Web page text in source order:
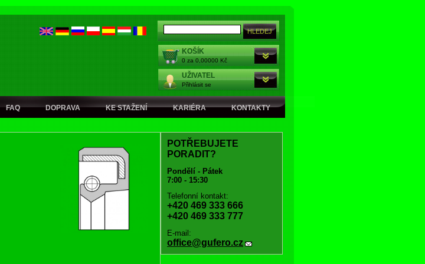
KOŠÍK
0 za 0,00000 Kč
UŽIVATEL
Přihlásit se
FAQ DOPRAVA KE STAŽENÍ KARIÉRA KONTAKTY
POTŘEBUJETE
PORADIT?
Pondělí - Pátek
7:00 - 15:30
Telefonní kontakt:
+420 469 333 666
+420 469 333 777
E-mail:
office@gufero.cz